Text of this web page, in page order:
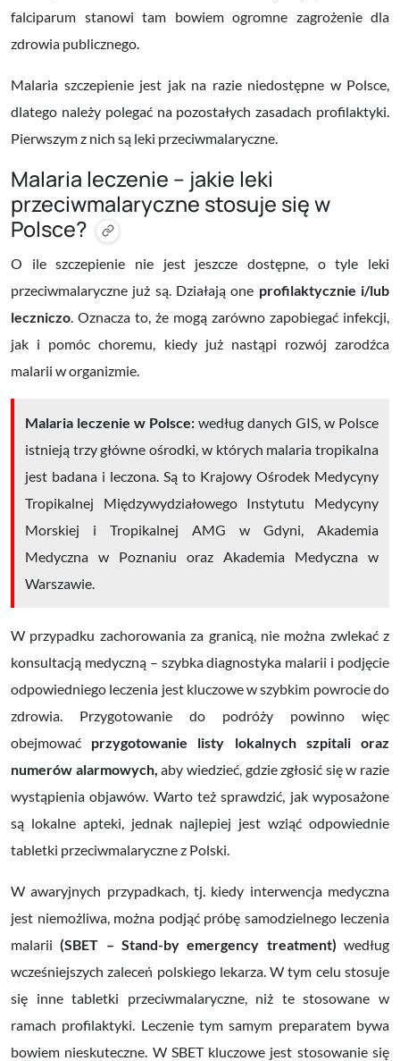
falciparum stanowi tam bowiem ogromne zagrożenie dla
zdrowia publicznego.
Malaria szczepienie jest jak na razie niedostępne w Polsce,
dlatego należy polegać na pozostałych zasadach profilaktyki.
Pierwszym z nich są leki przeciwmalaryczne.
Malaria leczenie – jakie leki
przeciwmalaryczne stosuje się w
Polsce?
O ile szczepienie nie jest jeszcze dostępne, o tyle leki
przeciwmalaryczne już są. Działają one profilaktycznie i/lub
leczniczo . Oznacza to, że mogą zarówno zapobiegać infekcji,
jak i pomóc choremu, kiedy już nastąpi rozwój zarodźca
malarii w organizmie.
Malaria leczenie w Polsce: według danych GIS, w Polsce
istnieją trzy główne ośrodki, w których malaria tropikalna
jest badana i leczona. Są to Krajowy Ośrodek Medycyny
Tropikalnej Międzywydziałowego Instytutu Medycyny
Morskiej i Tropikalnej AMG w Gdyni, Akademia
Medyczna w Poznaniu oraz Akademia Medyczna w
Warszawie.
W przypadku zachorowania za granicą, nie można zwlekać z
konsultacją medyczną – szybka diagnostyka malarii i podjęcie
odpowiedniego leczenia jest kluczowe w szybkim powrocie do
zdrowia. Przygotowanie do podróży powinno więc
obejmować przygotowanie listy lokalnych szpitali oraz
numerów alarmowych,aby wiedzieć, gdzie zgłosić się w razie
wystąpienia objawów. Warto też sprawdzić, jak wyposażone
są lokalne apteki, jednak najlepiej jest wziąć odpowiednie
tabletki przeciwmalaryczne z Polski.
W awaryjnych przypadkach, tj. kiedy interwencja medyczna
jest niemożliwa, można podjąć próbę samodzielnego leczenia
malarii(SBET – Stand-byemergency treatment) według
wcześniejszych zaleceń polskiego lekarza. W tym celu stosuje
się inne tabletki przeciwmalaryczne, niż te stosowane w
ramach profilaktyki. Leczenie tym samym preparatem bywa
bowiem nieskuteczne. W SBET kluczowe jest stosowanie się